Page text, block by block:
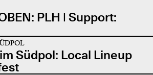
PLH | Support:
Südpol: Local Lineup